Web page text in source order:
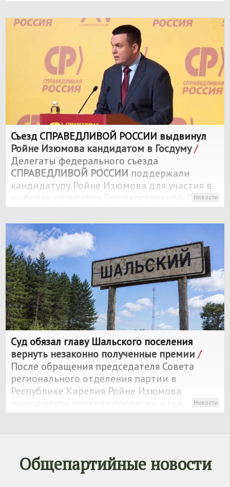
Съезд СПРАВЕДЛИВОЙ РОССИИ выдвинул
Ройне Изюмова кандидатом в Госдуму/
Делегаты федерального съезда
СПРАВЕДЛИВОЙ РОССИИ поддержали
кандидатуру Ройне Изюмова для участия в
выборах депутатов Государственной Думы
по Карельскому одномандатному округу.
Новости
Суд обязал главу Шальского поселения
вернуть незаконно полученные премии /
После обращения председателя Совета
регионального отделения партии в
Республике Карелия Ройне Изюмова
признал незаконными десятки
Новости
Общепартийные новости